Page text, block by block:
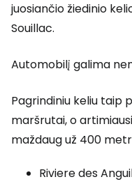
juosiančio žiedinio
Souillac.
Automobilį galima
Pagrindiniu keliu taip
maršrutai, o
maždaug už 400
Riviere des